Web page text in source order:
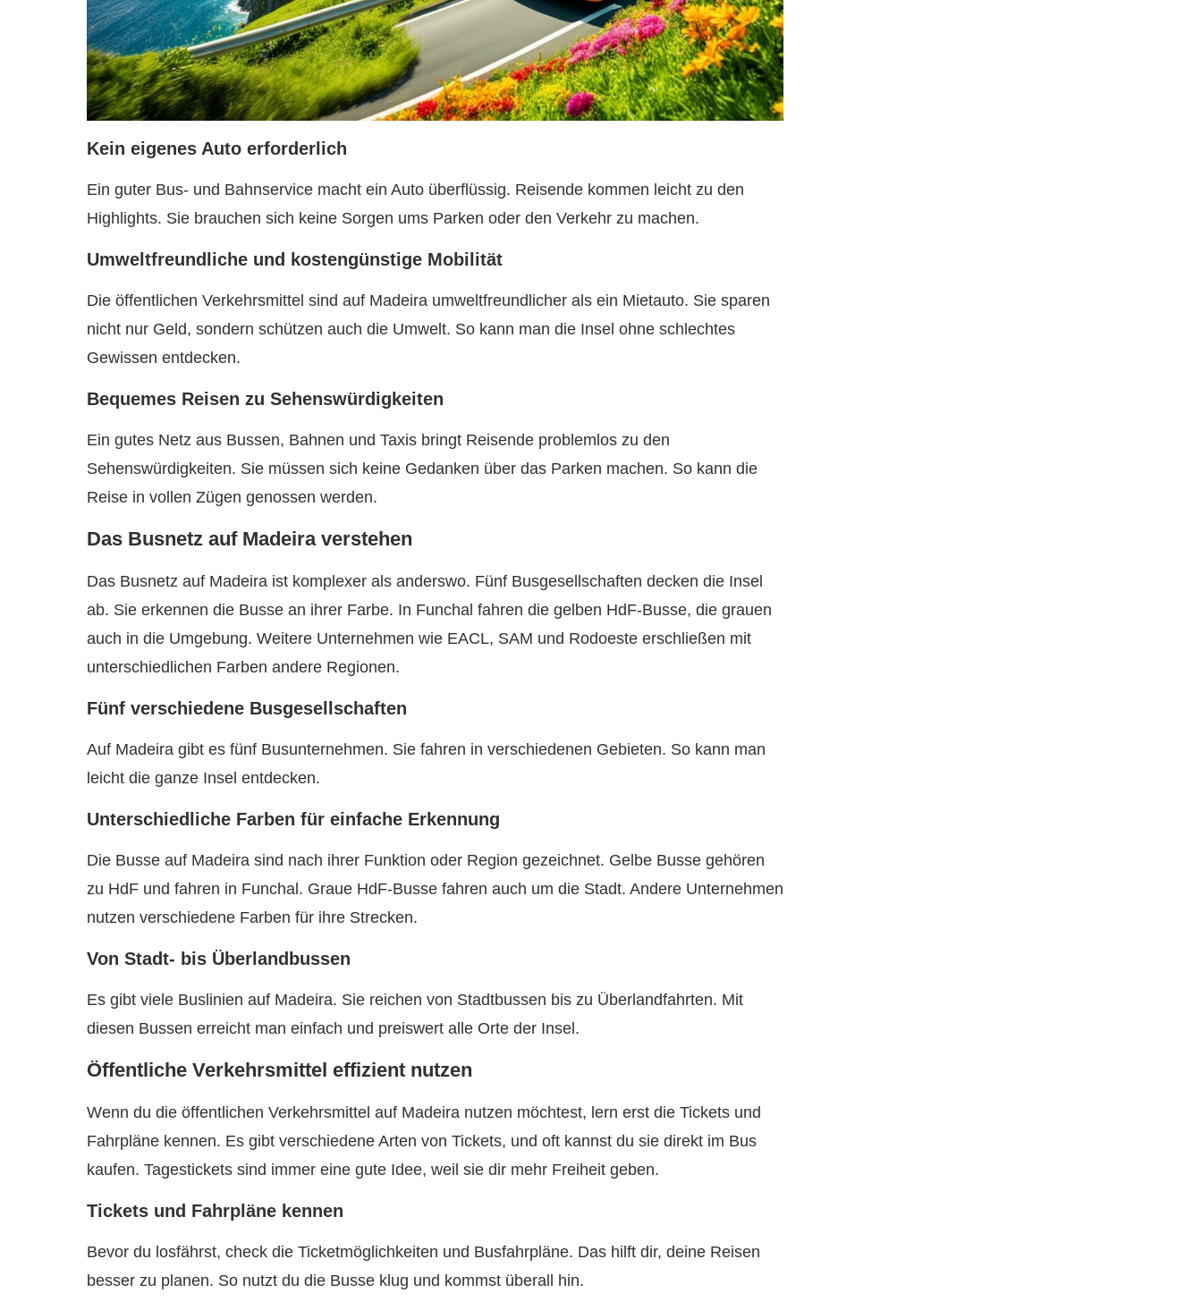
Kein eigenes Auto erforderlich
Ein guter Bus- und Bahnservice macht ein Auto überflüssig. Reisende kommen leicht zu den
Highlights. Sie brauchen sich keine Sorgen ums Parken oder den Verkehr zu machen.
Umweltfreundliche und kostengünstige Mobilität
Die öffentlichen Verkehrsmittel sind auf Madeira umweltfreundlicher als ein Mietauto. Sie sparen
nicht nur Geld, sondern schützen auch die Umwelt. So kann man die Insel ohne schlechtes
Gewissen entdecken.
Bequemes Reisen zu Sehenswürdigkeiten
Ein gutes Netz aus Bussen, Bahnen und Taxis bringt Reisende problemlos zu den
Sehenswürdigkeiten. Sie müssen sich keine Gedanken über das Parken machen. So kann die
Reise in vollen Zügen genossen werden.
Das Busnetz auf Madeira verstehen
Das Busnetz auf Madeira ist komplexer als anderswo. Fünf Busgesellschaften decken die Insel
ab. Sie erkennen die Busse an ihrer Farbe. In Funchal fahren die gelben HdF-Busse, die grauen
auch in die Umgebung. Weitere Unternehmen wie EACL, SAM und Rodoeste erschließen mit
unterschiedlichen Farben andere Regionen.
Fünf verschiedene Busgesellschaften
Auf Madeira gibt es fünf Busunternehmen. Sie fahren in verschiedenen Gebieten. So kann man
leicht die ganze Insel entdecken.
Unterschiedliche Farben für einfache Erkennung
Die Busse auf Madeira sind nach ihrer Funktion oder Region gezeichnet. Gelbe Busse gehören
zu HdF und fahren in Funchal. Graue HdF-Busse fahren auch um die Stadt. Andere Unternehmen
nutzen verschiedene Farben für ihre Strecken.
Von Stadt- bis Überlandbussen
Es gibt viele Buslinien auf Madeira. Sie reichen von Stadtbussen bis zu Überlandfahrten. Mit
diesen Bussen erreicht man einfach und preiswert alle Orte der Insel.
Öffentliche Verkehrsmittel effizient nutzen
Wenn du die öffentlichen Verkehrsmittel auf Madeira nutzen möchtest, lern erst die Tickets und
Fahrpläne kennen. Es gibt verschiedene Arten von Tickets, und oft kannst du sie direkt im Bus
kaufen. Tagestickets sind immer eine gute Idee, weil sie dir mehr Freiheit geben.
Tickets und Fahrpläne kennen
Bevor du losfährst, check die Ticketmöglichkeiten und Busfahrpläne. Das hilft dir, deine Reisen
besser zu planen. So nutzt du die Busse klug und kommst überall hin.